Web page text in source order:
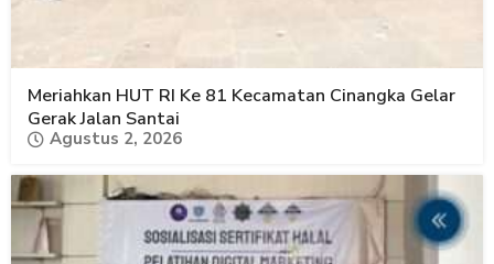
Meriahkan HUT RI Ke 81 Kecamatan Cinangka Gelar
Gerak Jalan Santai
Agustus 2, 2026